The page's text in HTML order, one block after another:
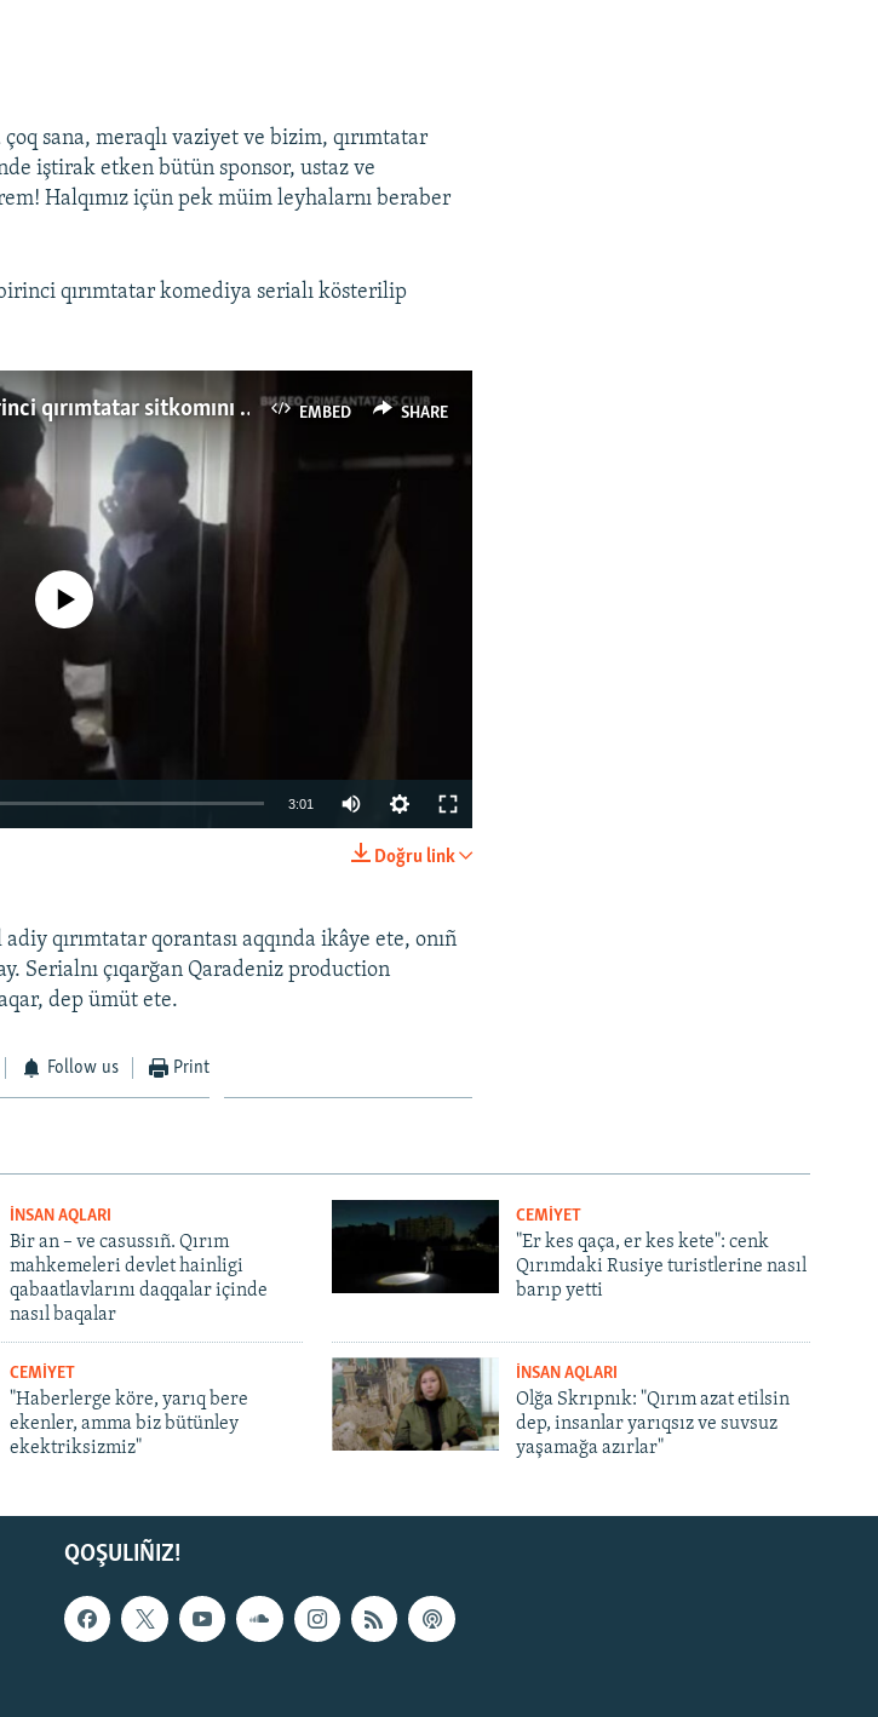
sana, meraqlı vaziyet ve bizim, qırımtatar
iştirak etken bütün sponsor, ustaz ve
Halqımız içün pek müim leyhalarnı beraber
qırımtatar komediya serialı kösterilip
EMBED SHARE
"Şamatalı qoranta": backstage. Birinci qırımtatar sitkomını nasıl çekeler (video)
SHARE
source currently available
3:01
Doğru link
qırımtatar qorantası aqqında ikâye ete, onıñ
Serialnı çıqarğan Qaradeniz production
dep ümüt ete.
Follow us Print
İNSAN AQLARI
Bir an – ve casussıñ. Qırım
mahkemeleri devlet hainligi
qabaatlavlarını daqqalar içinde
nasıl baqalar
CEMİYET
"Er kes qaça, er kes kete": cenk
Qırımdaki Rusiye turistlerine nasıl
barıp yetti
CEMİYET
"Haberlerge köre, yarıq bere
ekenler, amma biz bütünley
ekektriksizmiz"
İNSAN AQLARI
Olğa Skrıpnık: "Qırım azat etilsin
dep, insanlar yarıqsız ve suvsuz
yaşamağa azırlar"
QOŞULIÑIZ!